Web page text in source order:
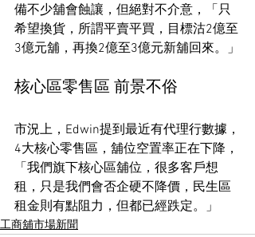
備不少舖會蝕讓，但絕對不介意，「只
希望換貨，所謂平賣平買，目標沽2億至
3億元舖，再換2億至3億元新舖回來。」
核心區零售區 前景不俗
市況上，Edwin提到最近有代理行數據，
4大核心零售區，舖位空置率正在下降，
「我們旗下核心區舖位，很多客戶想
租，只是我們會否企硬不降價，民生區
租金則有點阻力，但都已經跌定。」
工商舖市場新聞